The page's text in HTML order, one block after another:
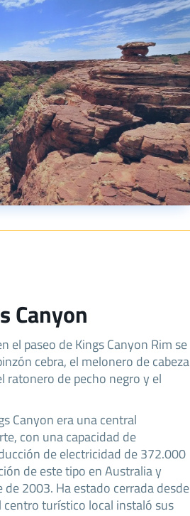
Canyon
el paseo de Kings Canyon Rim se
cebra, el melonero de cabeza
ratonero de pecho negro y el
Canyon era una central
con una capacidad de
de electricidad de 372.000
de este tipo en Australia y
2003. Ha estado cerrada desde
turístico local instaló sus